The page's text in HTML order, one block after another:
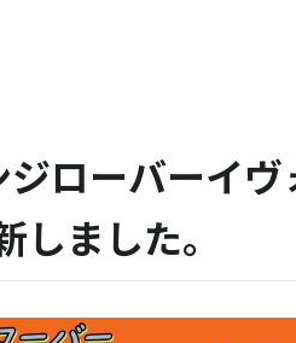
ジローバーイ
ました。